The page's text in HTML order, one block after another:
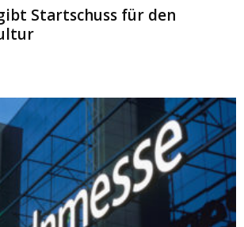
Startschuss für den